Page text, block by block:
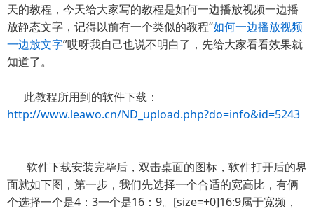
天的教程，今天给大家写的教程是如何一边播放视频一边播
放静态文字，记得以前有一个类似的教程“如何一边播放视频
一边放文字”哎呀我自己也说不明白了，先给大家看看效果就
知道了。
此教程所用到的软件下载：
http://www.leawo.cn/ND_upload.php?do=info&id=5243
软件下载安装完毕后，双击桌面的图标，软件打开后的界
面就如下图，第一步，我们先选择一个合适的宽高比，有俩
个选择一个是4：3一个是16：9。[size=+0]16:9属于宽频，